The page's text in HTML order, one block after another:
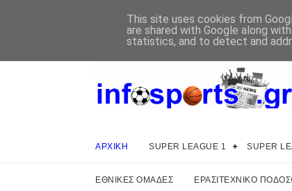
ΑΡΧΙΚΗ SUPER LEAGUE 1 SUPER
ΕΘΝΙΚΕΣ ΟΜΑΔΕΣ ΕΡΑΣΙΤΕΧΝΙΚΟ
This site uses cookies from
are shared with Google along
statistics, and to detect and